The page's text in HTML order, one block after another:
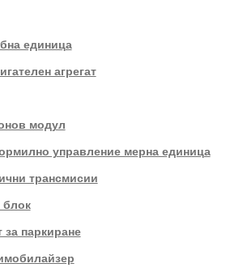
единица
агрегат
модул
управление мерна единица
трансмисии
за паркиране